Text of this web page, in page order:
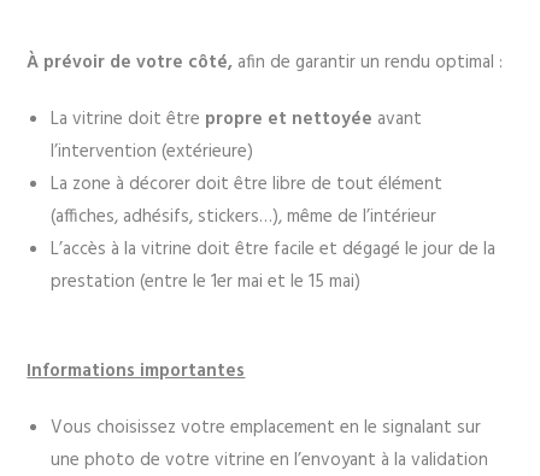
À prévoir de votre côté, afin de garantir un rendu optimal :
La vitrine doit être propre et nettoyée avant
l’intervention (extérieure)
La zone à décorer doit être libre de tout élément
(affiches, adhésifs, stickers…), même de l’intérieur
L’accès à la vitrine doit être facile et dégagé le jour de la
prestation (entre le 1er mai et le 15 mai)
Informations importantes
Vous choisissez votre emplacement en le signalant sur
une photo de votre vitrine en l’envoyant à la validation